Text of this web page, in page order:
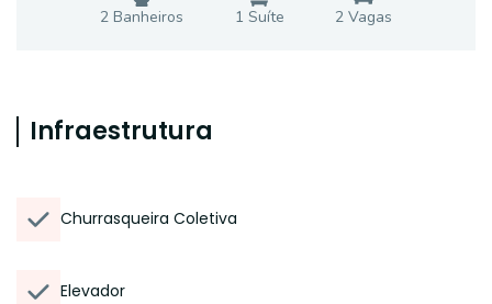
2 Banheiros 1 Suíte 2Vagas
Infraestrutura
Churrasqueira Coletiva
Elevador